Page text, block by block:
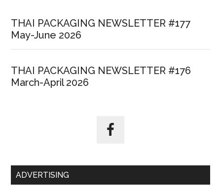
THAI PACKAGING NEWSLETTER #177
May-June 2026
THAI PACKAGING NEWSLETTER #176
March-April 2026
ADVERTISING